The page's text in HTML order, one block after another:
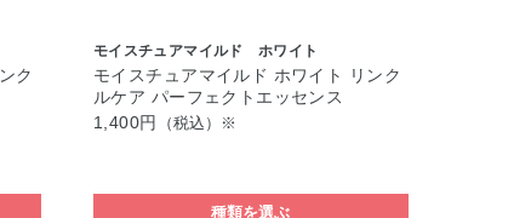
ク
モイスチュアマイルド ホワイト
モイスチュアマイルド ホワイト リンク
ルケア パーフェクトエッセンス
1,400円
（税込）※
種類を選ぶ